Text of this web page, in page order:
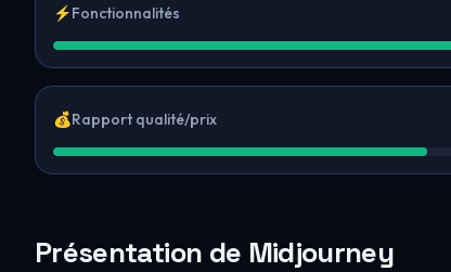
⚡Fonctionnalités
💰Rapport qualité/prix
Présentation de Midjourney